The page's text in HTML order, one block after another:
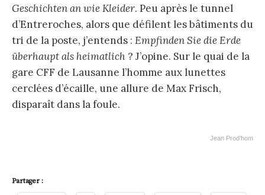
Geschichten an wie Kleider. Peu après le tunnel
d’Entreroches, alors que défilent les bâtiments du
tri de la poste, j’entends : Empfinden Sie die Erde
überhaupt als heimatlich ? J’opine. Sur le quai de la
gare CFF de Lausanne l’homme aux lunettes
cerclées d’écaille, une allure de Max Frisch,
disparaît dans la foule.
Jean Prod’hom
Partager :